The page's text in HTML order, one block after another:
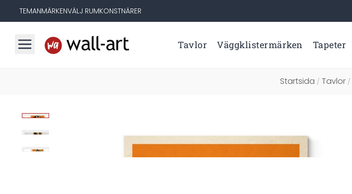
TEMANMÄRKENVÄLJ RUMKONSTNÄRER
Tavlor Väggklistermärken Tapeter
Startsida / Tavlor /